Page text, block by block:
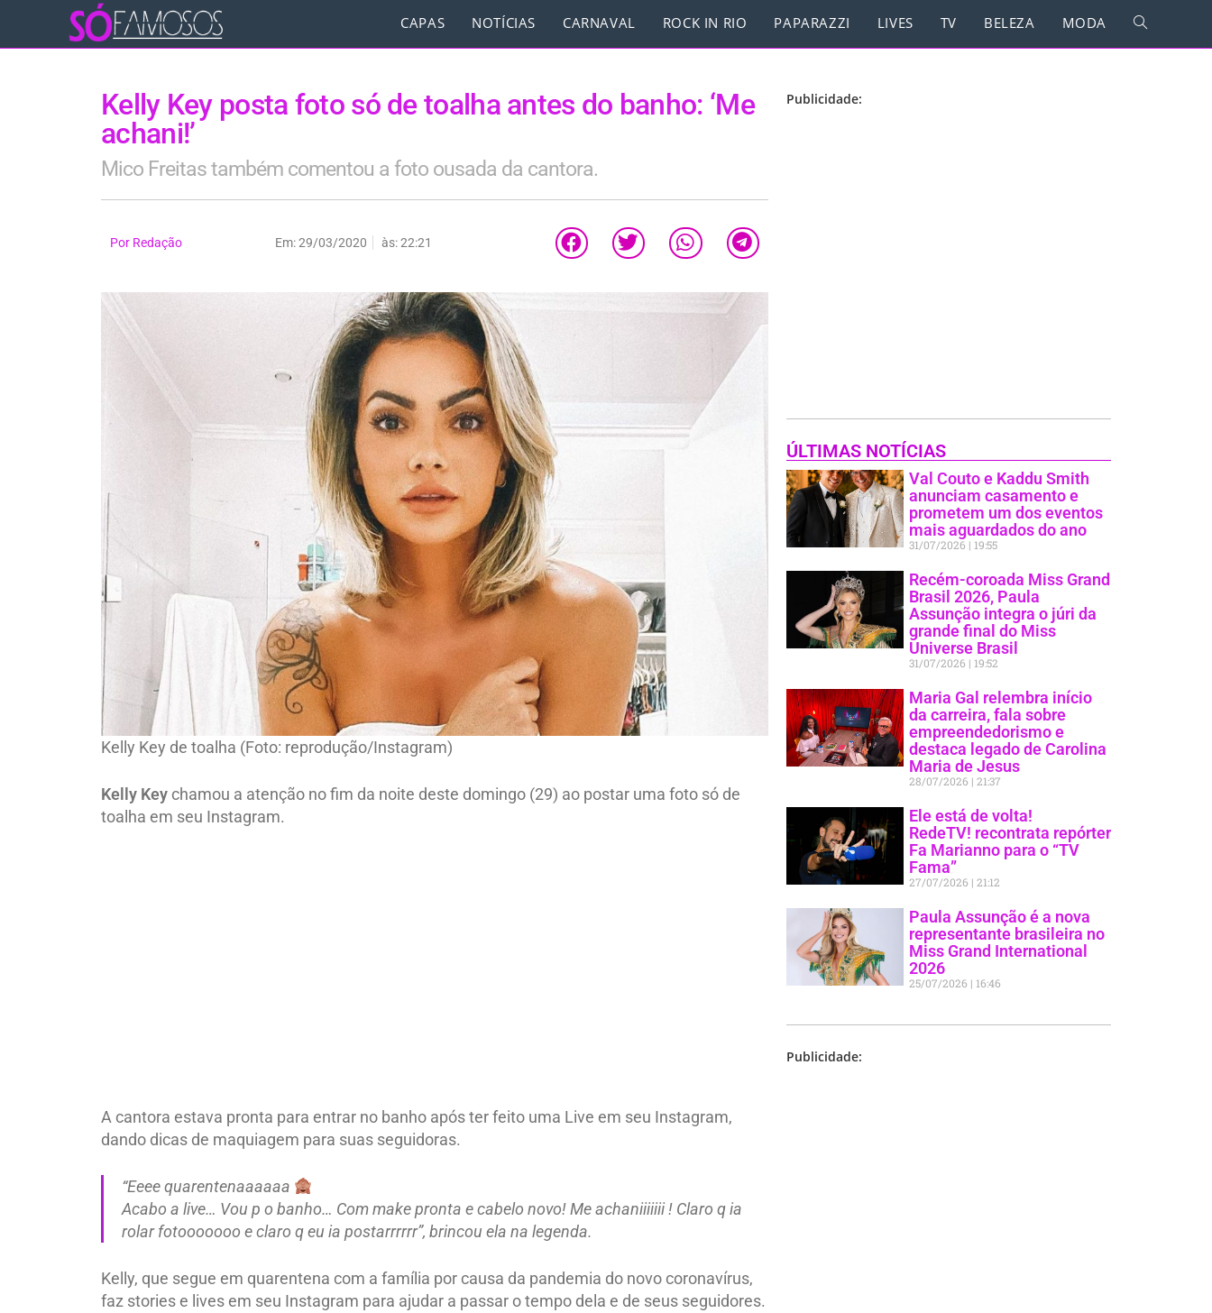
CAPAS NOTÍCIAS CARNAVAL ROCK IN RIO PAPARAZZI LIVES TV BELEZA MODA
Kelly Key posta foto só de toalha antes do banho: ‘Me
achani!’
Mico Freitas também comentou a foto ousada da cantora.
Por Redação Em:29/03/2020 às:22:21
Kelly Key de toalha (Foto: reprodução/Instagram)
Kelly Key chamou a atenção no fim da noite deste domingo (29) ao postar uma foto só de
toalha em seu Instagram.
A cantora estava pronta para entrar no banho após ter feito uma Live em seu Instagram,
dando dicas de maquiagem para suas seguidoras.
“Eeee quarentenaaaaaa
Acabo a live… Vou p o banho… Com make pronta e cabelo novo! Me achaniiiiiii ! Claro q ia
rolar fotooooooo e claro q eu ia postarrrrrr”, brincou ela na legenda.
Kelly, que segue em quarentena com a família por causa da pandemia do novo coronavírus,
faz stories e lives em seu Instagram para ajudar a passar o tempo dela e de seus seguidores.
Publicidade:
ÚLTIMAS NOTÍCIAS
Val Couto e Kaddu Smith
anunciam casamento e
prometem um dos eventos
mais aguardados do ano
31/07/2026 19:55
Recém-coroada Miss Grand
Brasil 2026, Paula
Assunção integra o júri da
grande final do Miss
Universe Brasil
31/07/2026 19:52
Maria Gal relembra início
da carreira, fala sobre
empreendedorismo e
destaca legado de Carolina
Maria de Jesus
28/07/2026 21:37
Ele está de volta!
RedeTV! recontrata repórter
Fa Marianno para o “TV
Fama”
27/07/2026 21:12
Paula Assunção é a nova
representante brasileira no
Miss Grand International
2026
25/07/2026 16:46
Publicidade: